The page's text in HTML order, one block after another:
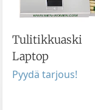
Tulitikkuaski
Laptop
Pyydä tarjous!